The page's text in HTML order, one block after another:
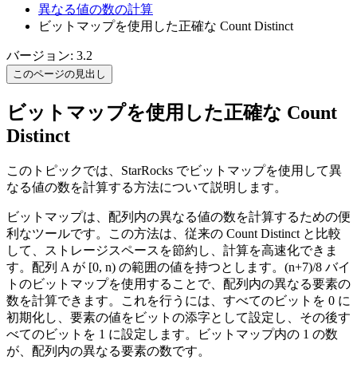
異なる値の数の計算
ビットマップを使用した正確な Count Distinct
バージョン: 3.2
このページの見出し
ビットマップを使用した正確な Count
Distinct
このトピックでは、StarRocks でビットマップを使用して異
なる値の数を計算する方法について説明します。
ビットマップは、配列内の異なる値の数を計算するための便
利なツールです。この方法は、従来の Count Distinct と比較
して、ストレージスペースを節約し、計算を高速化できま
す。配列 A が [0, n) の範囲の値を持つとします。(n+7)/8 バイ
トのビットマップを使用することで、配列内の異なる要素の
数を計算できます。これを行うには、すべてのビットを 0 に
初期化し、要素の値をビットの添字として設定し、その後す
べてのビットを 1 に設定します。ビットマップ内の 1 の数
が、配列内の異なる要素の数です。